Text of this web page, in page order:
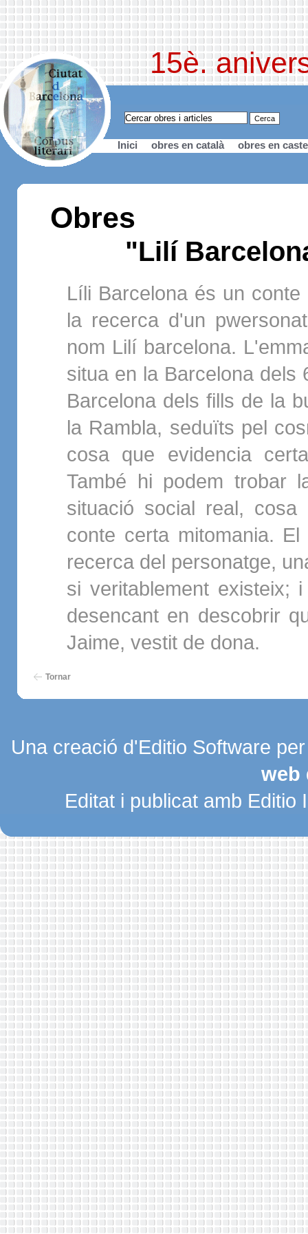
15è.
Inici obres en català obres en
Obres
"Lilí
Líli Barcelona és un
la recerca d'un
nom Lilí barcelona.
situa en la Barcelona dels
Barcelona dels fills de la
la Rambla, seduïts pel
cosa que evidencia
També hi podem trobar
situació social real,
conte certa mitomania.
recerca del personatge,
si veritablement existeix;
desencant en descobrir
Jaime, vestit de dona.
Tornar
Una creació d'Editio Software
web
Editat i publicat amb Editio